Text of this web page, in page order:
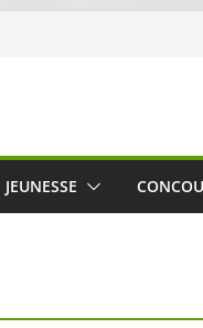
JEUNESSE